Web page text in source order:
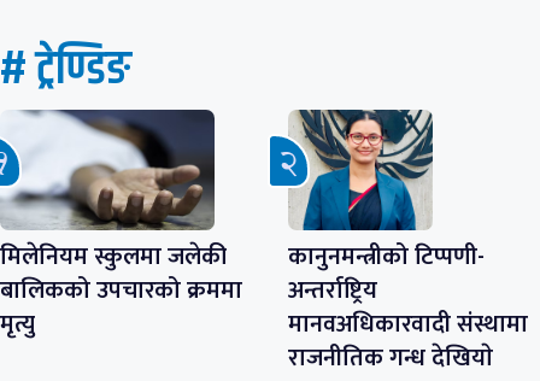
# ट्रेण्डिङ
मिलेनियम स्कुलमा जलेकी
बालिकको उपचारको क्रममा
मृत्यु
कानुनमन्त्रीको टिप्पणी-
अन्तर्राष्ट्रिय
मानवअधिकारवादी संस्थामा
राजनीतिक गन्ध देखियाे